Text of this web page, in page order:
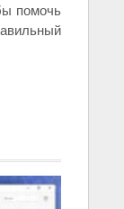
помочь